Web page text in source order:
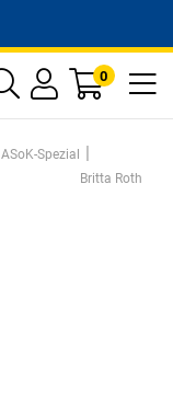
0
ASoK-Spezial |
Britta Roth